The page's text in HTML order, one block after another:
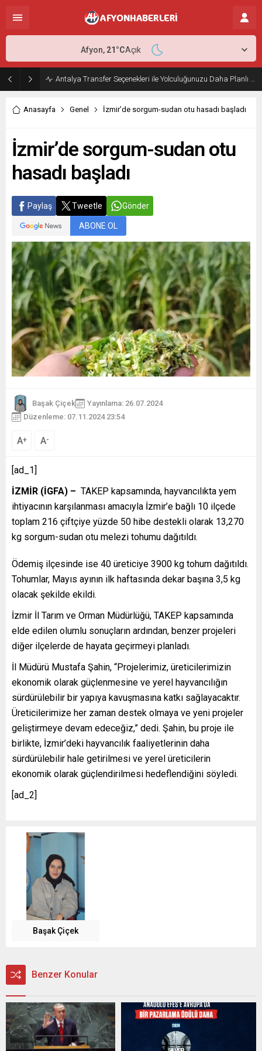
Antalya Transfer Seçenekleri ile Yolculuğunuzu Daha Planlı Hale Getirin
Afyon, 21°CAçık
Anasayfa Genel İzmir’de sorgum-sudan otu hasadı başladı
İzmir’de sorgum-sudan otu
hasadı başladı
Paylaş Tweetle Gönder
ABONE OL
Başak Çiçek
Yayınlama: 26.07.2024
Düzenleme: 07.11.2024 23:54
A+ A-
[ad_1]
İZMİR (İGFA) – TAKEP kapsamında, hayvancılıkta yem
ihtiyacının karşılanması amacıyla İzmir’e bağlı 10 ilçede
toplam 216 çiftçiye yüzde 50 hibe destekli olarak 13,270
kg sorgum-sudan otu melezi tohumu dağıtıldı.
Ödemiş ilçesinde ise 40 üreticiye 3900 kg tohum dağıtıldı.
Tohumlar, Mayıs ayının ilk haftasında dekar başına 3,5 kg
olacak şekilde ekildi.
İzmir İl Tarım ve Orman Müdürlüğü, TAKEP kapsamında
elde edilen olumlu sonuçların ardından, benzer projeleri
diğer ilçelerde de hayata geçirmeyi planladı.
İl Müdürü Mustafa Şahin, “Projelerimiz, üreticilerimizin
ekonomik olarak güçlenmesine ve yerel hayvancılığın
sürdürülebilir bir yapıya kavuşmasına katkı sağlayacaktır.
Üreticilerimize her zaman destek olmaya ve yeni projeler
geliştirmeye devam edeceğiz,” dedi. Şahin, bu proje ile
birlikte, İzmir’deki hayvancılık faaliyetlerinin daha
sürdürülebilir hale getirilmesi ve yerel üreticilerin
ekonomik olarak güçlendirilmesi hedeflendiğini söyledi.
[ad_2]
Başak Çiçek
Benzer Konular